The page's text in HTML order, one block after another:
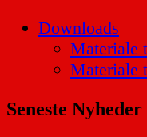
Downloads
Materiale
Materiale
Seneste Nyheder